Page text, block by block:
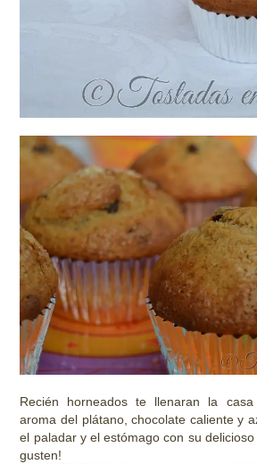
Recién horneados te llenaran la
aroma del plátano, chocolate caliente y
el paladar y el estómago con su
gusten!